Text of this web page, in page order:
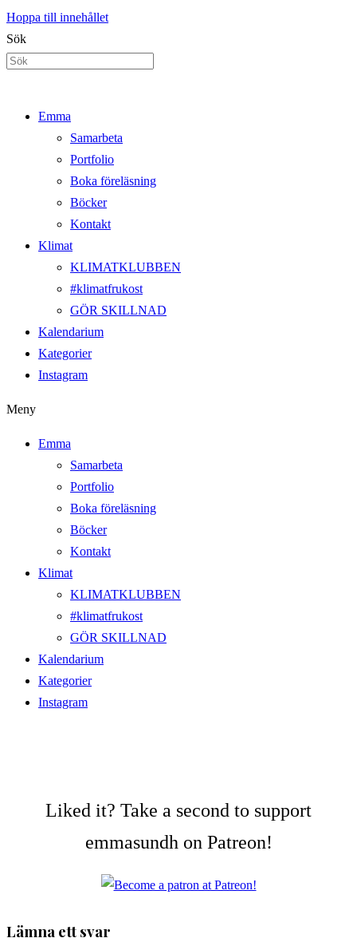
Hoppa till innehållet
Sök
Emma
Samarbeta
Portfolio
Boka föreläsning
Böcker
Kontakt
Klimat
KLIMATKLUBBEN
#klimatfrukost
GÖR SKILLNAD
Kalendarium
Kategorier
Instagram
Meny
Emma
Samarbeta
Portfolio
Boka föreläsning
Böcker
Kontakt
Klimat
KLIMATKLUBBEN
#klimatfrukost
GÖR SKILLNAD
Kalendarium
Kategorier
Instagram
Liked it? Take a second to support
emmasundh on Patreon!
Lämna ett svar